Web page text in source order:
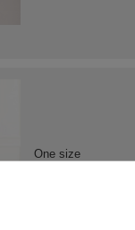
One size